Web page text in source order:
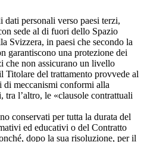
dati personali verso paesi terzi,
sede al di fuori dello Spazio
Svizzera, in paesi che secondo la
garantiscono una protezione dei
che non assicurano un livello
Titolare del trattamento provvede al
di meccanismi conformi alla
tra l’altro, le «clausole contrattuali
conservati per tutta la durata del
ed educativi o del Contratto
dopo la sua risoluzione, per il